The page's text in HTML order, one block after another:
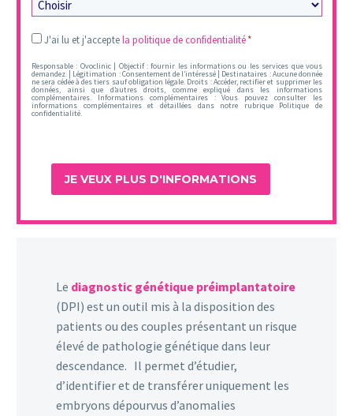
Legal
J'ai lu et j'acceptela politique de confidentialité*
Responsable : Ovoclinic | Objectif : fournir les informations ou les services que vous
demandez. | Légitimation : Consentement de l’intéressé | Destinataires : Aucune donnée
ne sera cédée à des tiers sauf obligation légale. Droits : Accéder, rectifier et supprimer les
données, ainsi que d’autres droits, comme expliqué dans les informations
complémentaires. Informations complémentaires : Vous pouvez consulter les
informations complémentaires et détaillées dans notre rubrique Politique de
confidentialité.
Le diagnostic génétique préimplantatoire
(DPI) est un outil mis à la disposition des
patients ou des couples présentant un risque
élevé de pathologie génétique dans leur
descendance. Il permet d’étudier,
d’identifier et de transférer uniquement les
embryons dépourvus d’anomalies